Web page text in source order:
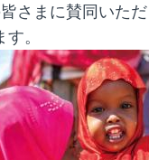
さまに賛同いた
。